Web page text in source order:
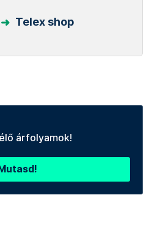
Telex shop
árfolyamok!
Mutasd!